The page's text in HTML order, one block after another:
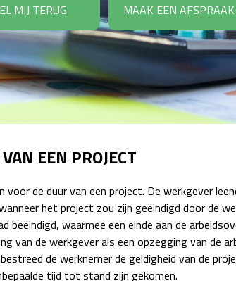
Salarisadministratie
Personeelsadministratie
Detachering
MIJ TERUG MAAK EEN AFSPRAAK
EEN PROJECT
de duur van een project. De werkgever
het project zou zijn geëindigd door de
waarmee een einde aan de
van de werkgever als een opzegging van de
de werknemer de geldigheid van de
tijd tot stand zijn gekomen.